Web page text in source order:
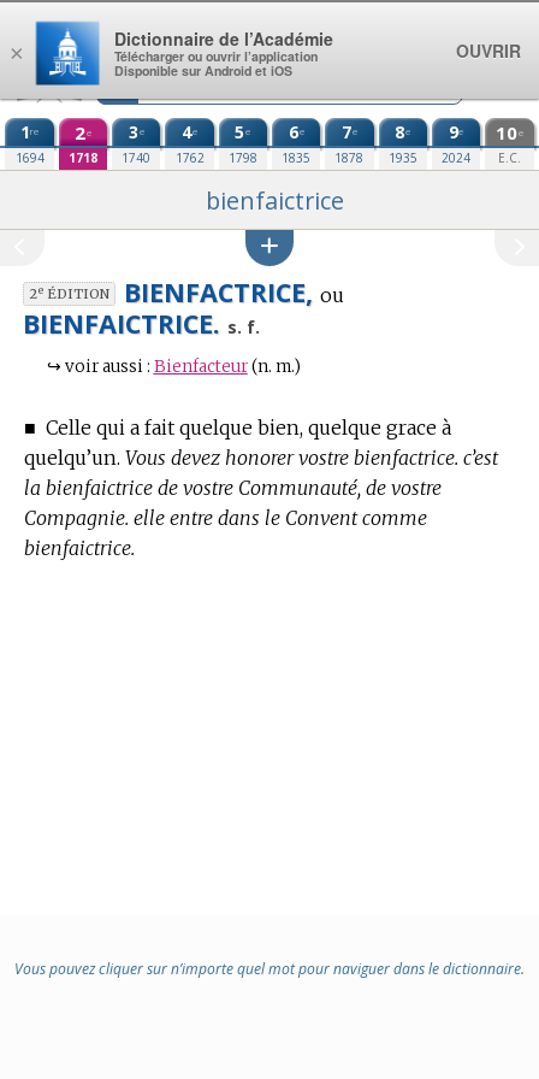
Aller au contenu
1re
1694
2e
1718
3e
1740
4e
1762
5e
1798
6e
1835
7e
1878
8e
1935
9e
2024
10e
E.C.
bienfaictrice
2eÉDITION BIENFACTRICE, ou
BIENFAICTRICE. s. f.
↪ voir aussi : Bienfacteur (n. m.)
■ Celle qui a fait quelque bien, quelque grace à
quelqu’un. Vous devez honorer vostre bienfactrice. c’est
la bienfaictrice de vostre Communauté, de vostre
Compagnie. elle entre dans le Convent comme
bienfaictrice.
Vous pouvez cliquer sur n’importe quel mot pour naviguer dans le dictionnaire.
×
Dictionnaire de l’Académie
Télécharger ou ouvrir l’application
Disponible sur Android et iOS
OUVRIR